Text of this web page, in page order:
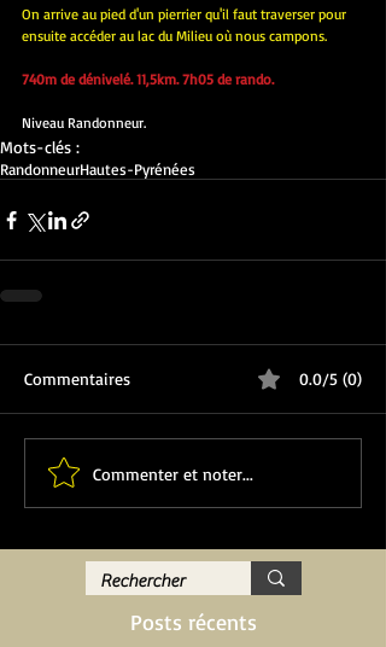
On arrive au pied d'un pierrier qu'il faut traverser pour
ensuite accéder au lac du Milieu où nous campons.
740m de dénivelé. 11,5km. 7h05 de rando.
Niveau Randonneur.
Mots-clés :
RandonneurHautes-Pyrénées
Commentaires 0.0/5 (0)
Commenter et noter...
Posts récents